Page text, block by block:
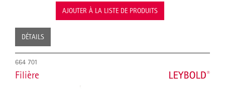
AJOUTER À LA LISTE DE PRODUITS
DÉTAILS
664 701
Filière